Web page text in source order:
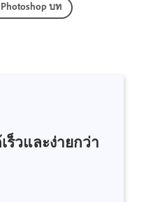
บท
ร็วและง่ายกว่า